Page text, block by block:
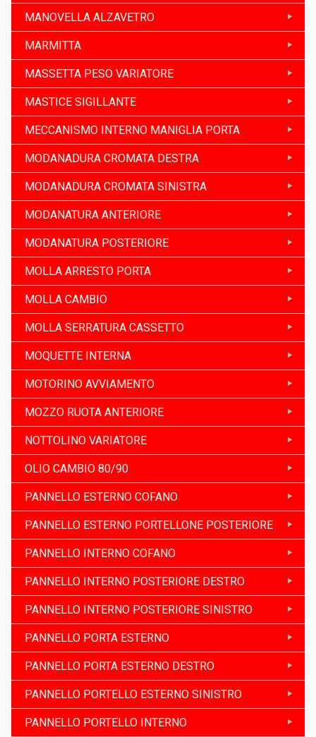
MANOVELLA ALZAVETRO
MARMITTA
MASSETTA PESO VARIATORE
MASTICE SIGILLANTE
MECCANISMO INTERNO MANIGLIA PORTA
MODANADURA CROMATA DESTRA
MODANADURA CROMATA SINISTRA
MODANATURA ANTERIORE
MODANATURA POSTERIORE
MOLLA ARRESTO PORTA
MOLLA CAMBIO
MOLLA SERRATURA CASSETTO
MOQUETTE INTERNA
MOTORINO AVVIAMENTO
MOZZO RUOTA ANTERIORE
NOTTOLINO VARIATORE
OLIO CAMBIO 80/90
PANNELLO ESTERNO COFANO
PANNELLO ESTERNO PORTELLONE POSTERIORE
PANNELLO INTERNO COFANO
PANNELLO INTERNO POSTERIORE DESTRO
PANNELLO INTERNO POSTERIORE SINISTRO
PANNELLO PORTA ESTERNO
PANNELLO PORTA ESTERNO DESTRO
PANNELLO PORTELLO ESTERNO SINISTRO
PANNELLO PORTELLO INTERNO